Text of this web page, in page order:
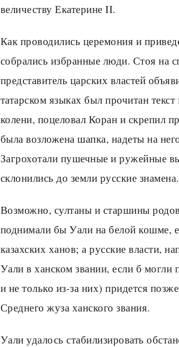
величеству Екатерине II.
Как проводились церемония и
собрались избранные люди. Стоя на
представитель царских властей
татарском языках был прочитан
колени, поцеловал Коран и скрепил
была возложена шапка, надеты на
Загрохотали пушечные и ружейные
склонились до земли русские знамена.
Возможно, султаны и старшины
поднимали бы Уали на белой кошме,
казахских ханов; а русские власти,
Уали в ханском звании, если б могли
и не только из-за них) придется
Среднего жуза ханского звания.
Уали удалось стабилизировать